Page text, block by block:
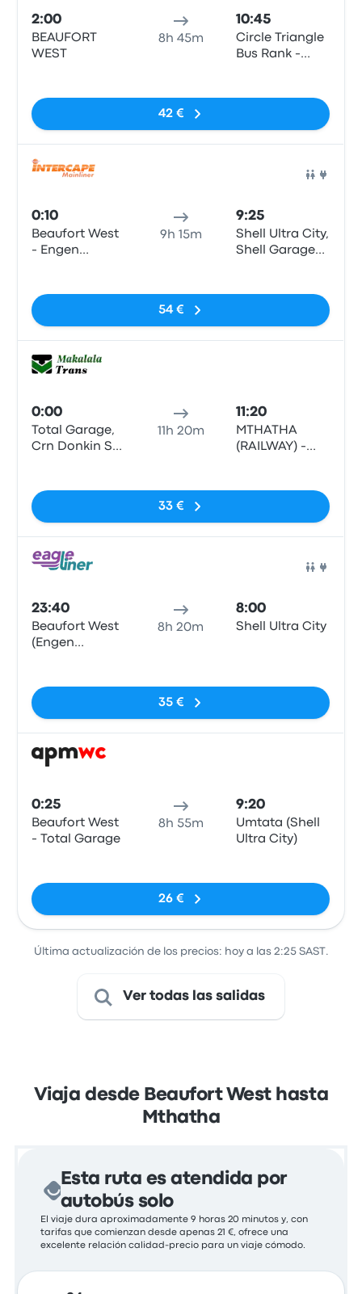
2:00
BEAUFORT
WEST
8h 45m
10:45
Circle Triangle
Bus Rank -
42 €
0:10
Beaufort West
- Engen
(Swartberg N1
Stop)
9h 15m
9:25
Shell Ultra City,
Shell Garage
54 €
0:00
Total Garage,
Crn Donkin St.
11h 20m
11:20
MTHATHA
(RAILWAY) -
33 €
23:40
Beaufort West
(Engen
Street)
8h 20m
8:00
Shell Ultra City
35 €
0:25
Beaufort West
- Total Garage
8h 55m
9:20
Umtata (Shell
Ultra City)
26 €
Última actualización de los precios: hoy a las 2:25 SAST.
Ver todas las salidas
Viaja desde Beaufort West hasta
Mthatha
Esta ruta es atendida por
autobús solo
El viaje dura aproximadamente 9 horas 20 minutos y, con
tarifas que comienzan desde apenas 21 €, ofrece una
excelente relación calidad-precio para un viaje cómodo.